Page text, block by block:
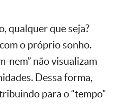
qualquer que seja?
o próprio sonho.
nem” não visualizam
Dessa forma,
para o “tempo”